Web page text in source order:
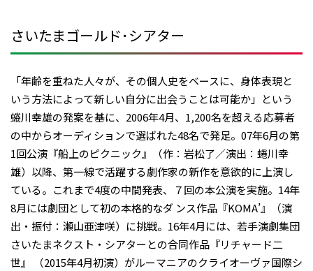
さいたまゴールド･シアター
「年齢を重ねた人々が、その個人史をベースに、身体表現と
いう方法によって新しい自分に出会うことは可能か」という
蜷川幸雄の発案を基に、2006年4月、1,200名を超える応募者
の中からオーディションで選ばれた48名で発足。07年6月の第
1回公演『船上のピクニック』（作：岩松了／演出：蜷川幸
雄）以降、第一線で活躍する劇作家の新作を意欲的に上演し
ている。これまで4度の中間発表、７回の本公演を実施。14年
8月には劇団として初の本格的なダ ンス作品『KOMA’』（演
出・振付：瀬山亜津咲）に挑戦。16年4月には、若手演劇集団
さいたまネクスト・シアターとの合同作品『リチャード二
世』 （2015年4月初演）がルーマニアのクライオーヴァ国際シ